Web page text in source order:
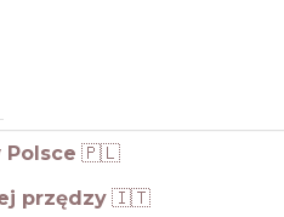
🇵🇱
przędzy 🇮🇹